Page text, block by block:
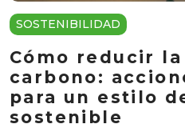
SOSTENIBILIDAD
Cómo reducir
carbono:
para un estilo
sostenible